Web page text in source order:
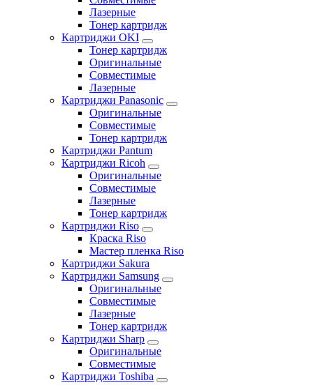
Лазерные
Тонер картридж
Картриджи OKI
Тонер картридж
Оригинальные
Совместимые
Лазерные
Картриджи Panasonic
Оригинальные
Совместимые
Тонер картридж
Картриджи Pantum
Картриджи Ricoh
Оригинальные
Совместимые
Лазерные
Тонер картридж
Картриджи Riso
Краска Riso
Мастер пленка Riso
Картриджи Sakura
Картриджи Samsung
Оригинальные
Совместимые
Лазерные
Тонер картридж
Картриджи Sharp
Оригинальные
Совместимые
Картриджи Toshiba